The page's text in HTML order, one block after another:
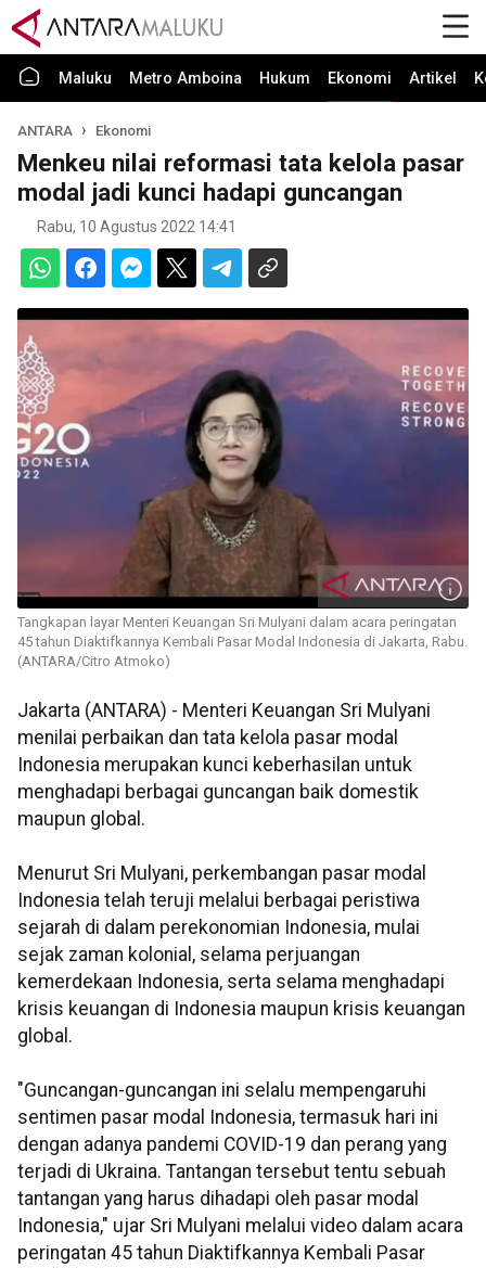
Maluku Metro Amboina Hukum Ekonomi Artikel
ANTARA Ekonomi
Menkeu nilai reformasi tata kelola pasar
modal jadi kunci hadapi guncangan
Rabu, 10 Agustus 2022 14:41
Tangkapan layar Menteri Keuangan Sri Mulyani dalam acara peringatan
45 tahun Diaktifkannya Kembali Pasar Modal Indonesia di Jakarta, Rabu.
(ANTARA/Citro Atmoko)
Jakarta (ANTARA) - Menteri Keuangan Sri Mulyani
menilai perbaikan dan tata kelola pasar modal
Indonesia merupakan kunci keberhasilan untuk
menghadapi berbagai guncangan baik domestik
maupun global.
Menurut Sri Mulyani, perkembangan pasar modal
Indonesia telah teruji melalui berbagai peristiwa
sejarah di dalam perekonomian Indonesia, mulai
sejak zaman kolonial, selama perjuangan
kemerdekaan Indonesia, serta selama menghadapi
krisis keuangan di Indonesia maupun krisis keuangan
global.
"Guncangan-guncangan ini selalu mempengaruhi
sentimen pasar modal Indonesia, termasuk hari ini
dengan adanya pandemi COVID-19 dan perang yang
terjadi di Ukraina. Tantangan tersebut tentu sebuah
tantangan yang harus dihadapi oleh pasar modal
Indonesia," ujar Sri Mulyani melalui video dalam acara
peringatan 45 tahun Diaktifkannya Kembali Pasar